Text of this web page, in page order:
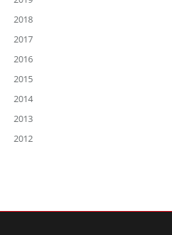
2018
2017
2016
2015
2014
2013
2012